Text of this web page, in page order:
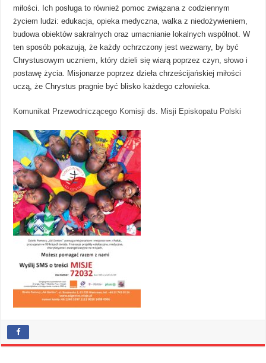
miłości. Ich posługa to również pomoc związana z codziennym
życiem ludzi: edukacja, opieka medyczna, walka z niedożywieniem,
budowa obiektów sakralnych oraz umacnianie lokalnych wspólnot. W
ten sposób pokazują, że każdy ochrzczony jest wezwany, by być
Chrystusowym uczniem, który dzieli się wiarą poprzez czyn, słowo i
postawę życia. Misjonarze poprzez dzieła chrześcijańskiej miłości
uczą, że Chrystus pragnie być blisko każdego człowieka.
Komunikat Przewodniczącego Komisji ds. Misji Episkopatu Polski